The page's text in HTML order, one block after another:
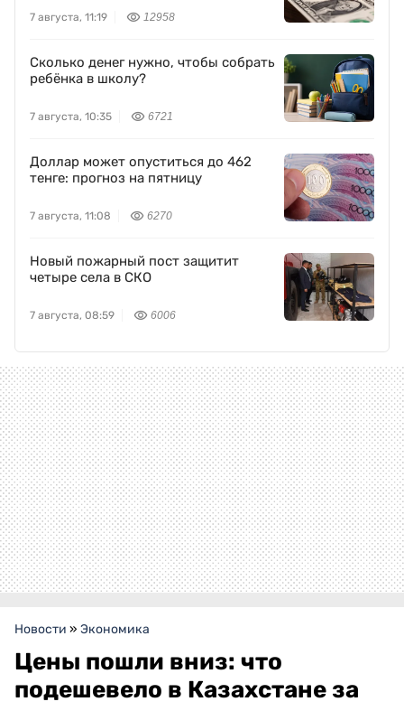
7 августа, 11:19 12958
Сколько денег нужно, чтобы собрать
ребёнка в школу?
7 августа, 10:35 6721
Доллар может опуститься до 462
тенге: прогноз на пятницу
7 августа, 11:08 6270
Новый пожарный пост защитит
четыре села в СКО
7 августа, 08:59 6006
Новости » Экономика
Цены пошли вниз: что
подешевело в Казахстане за